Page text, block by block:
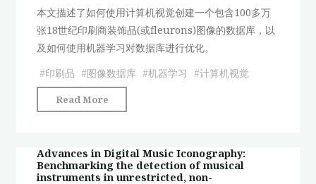
语
言"
华
传
统
刺
绣
型
构
本文描述了如何使用计算机视觉创建一个包含100多万
张18世纪印刷商装饰品(或fleurons)图像的数据库，以
及如何使用机器学习对数据库进行优化。
#印刷品 #图像数据库 #机器学习 #计算机视觉
Read More
Vision
the
Creation
Advances in Digital Music Iconography:
Benchmarking the detection of musical
instruments in unrestricted, non-